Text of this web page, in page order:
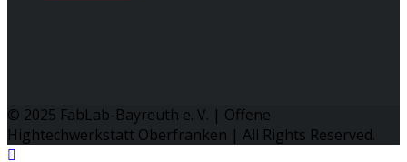
© 2025 FabLab-Bayreuth e. V. | Offene
Hightechwerkstatt Oberfranken | All Rights Reserved.